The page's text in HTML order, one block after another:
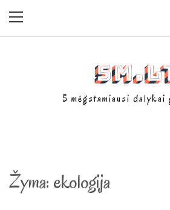
5 mėgstamiausi dalykai
Žyma: ekologija